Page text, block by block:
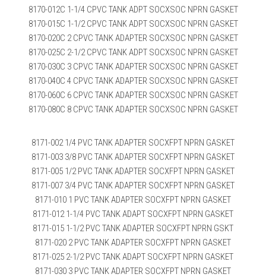
8170-012C 1-1/4 CPVC TANK ADPT SOCXSOC NPRN GASKET
8170-015C 1-1/2 CPVC TANK ADPT SOCXSOC NPRN GASKET
8170-020C 2 CPVC TANK ADAPTER SOCXSOC NPRN GASKET
8170-025C 2-1/2 CPVC TANK ADPT SOCXSOC NPRN GASKET
8170-030C 3 CPVC TANK ADAPTER SOCXSOC NPRN GASKET
8170-040C 4 CPVC TANK ADAPTER SOCXSOC NPRN GASKET
8170-060C 6 CPVC TANK ADAPTER SOCXSOC NPRN GASKET
8170-080C 8 CPVC TANK ADAPTER SOCXSOC NPRN GASKET
8171-002 1/4 PVC TANK ADAPTER SOCXFPT NPRN GASKET
8171-003 3/8 PVC TANK ADAPTER SOCXFPT NPRN GASKET
8171-005 1/2 PVC TANK ADAPTER SOCXFPT NPRN GASKET
8171-007 3/4 PVC TANK ADAPTER SOCXFPT NPRN GASKET
8171-010 1 PVC TANK ADAPTER SOCXFPT NPRN GASKET
8171-012 1-1/4 PVC TANK ADAPT SOCXFPT NPRN GASKET
8171-015 1-1/2 PVC TANK ADAPTER SOCXFPT NPRN GSKT
8171-020 2 PVC TANK ADAPTER SOCXFPT NPRN GASKET
8171-025 2-1/2 PVC TANK ADAPT SOCXFPT NPRN GASKET
8171-030 3 PVC TANK ADAPTER SOCXFPT NPRN GASKET